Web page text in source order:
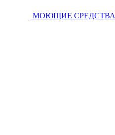
МОЮЩИЕ СРЕДСТВА